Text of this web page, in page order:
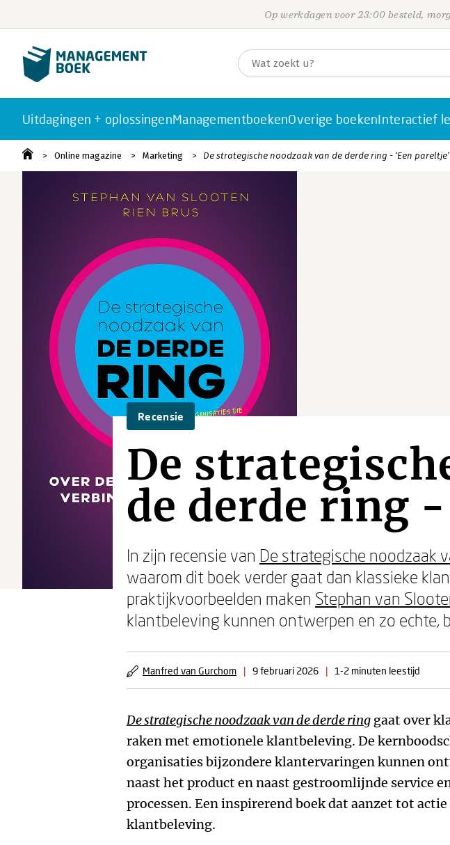
Op werkdagen voor 23:00 besteld,
Uitdagingen + oplossingenManagementboekenOverige boekenInteractief
Online magazine Marketing De strategische noodzaak van de derde ring - ‘Een pareltje’
Recensie
De
de derde ring -
In zijn recensie van De strategische noodzaak
waarom dit boek verder gaat dan klassieke
praktijkvoorbeelden maken Stephan van
klantbeleving kunnen ontwerpen en zo echte,
Manfred van Gurchom | 9 februari 2026 | 1-2 minuten leestijd
De strategische noodzaak van de derde ring gaat over
raken met emotionele klantbeleving. De
organisaties bijzondere klantervaringen kunnen
naast het product en naast gestroomlijnde service
processen. Een inspirerend boek dat aanzet tot
klantbeleving.